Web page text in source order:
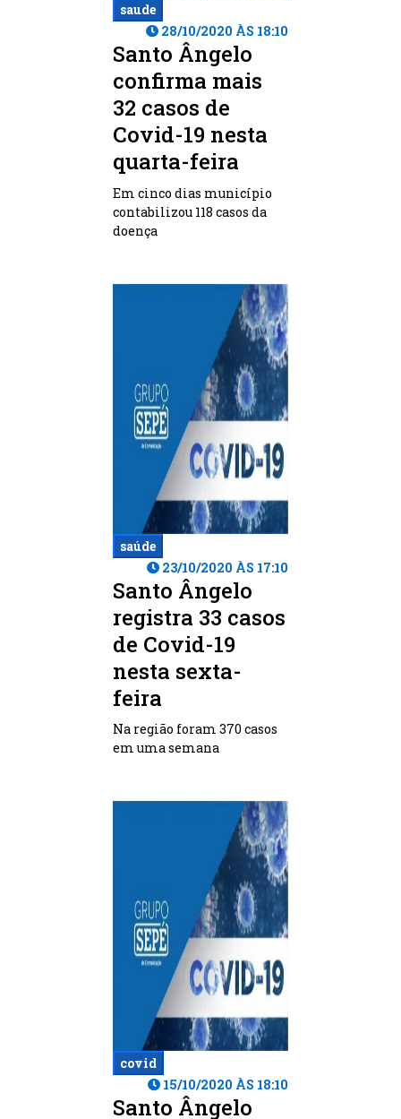
saude
28/10/2020 ÀS 18:10
Santo Ângelo
confirma mais
32 casos de
Covid-19 nesta
quarta-feira
Em cinco dias município
contabilizou 118 casos da
doença
saúde
23/10/2020 ÀS 17:10
Santo Ângelo
registra 33 casos
de Covid-19
nesta sexta-
feira
Na região foram 370 casos
em uma semana
covid
15/10/2020 ÀS 18:10
Santo Ângelo